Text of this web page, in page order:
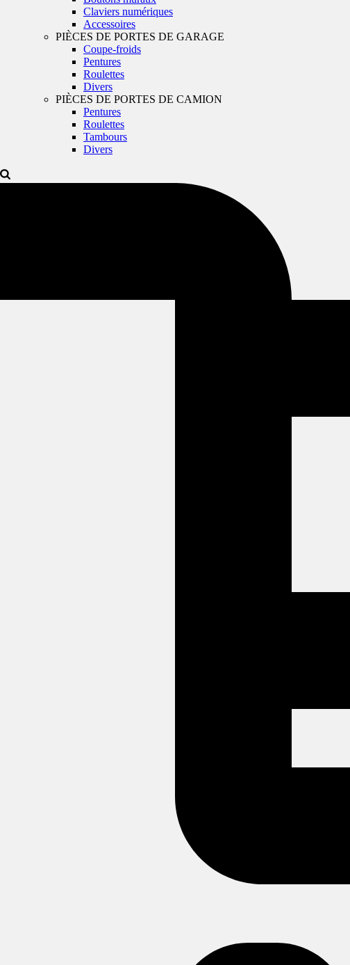
Claviers numériques
Accessoires
PIÈCES DE PORTES DE GARAGE
Coupe-froids
Pentures
Roulettes
Divers
PIÈCES DE PORTES DE CAMION
Pentures
Roulettes
Tambours
Divers